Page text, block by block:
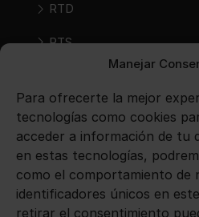
Manejar
Para ofrecerte la mejor
tecnologías como cookies
acceder a información de tu
en estas tecnologías,
como el comportamiento de
identificadores únicos en
retirar el consentimiento
RTD
RTS
VINOS
Avisos legales
Aviso legal